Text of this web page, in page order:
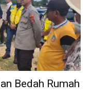
Bedah Rumah